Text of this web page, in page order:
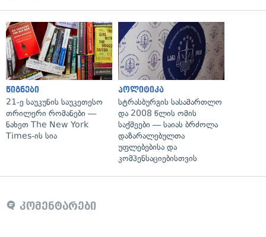
წიგნები
21-ე საუკუნის საუკეთესო
თრილერი რომანები —
ნახეთ The New York
Times-ის სია
პოლიტიკა
სტრასბურგის სასამართლო
და 2008 წლის ომის
საქმეები — საიას ბრძოლა
დაზარალებულთა
უფლებებისა და
კომპენსაციებისთვის
კომენტარები